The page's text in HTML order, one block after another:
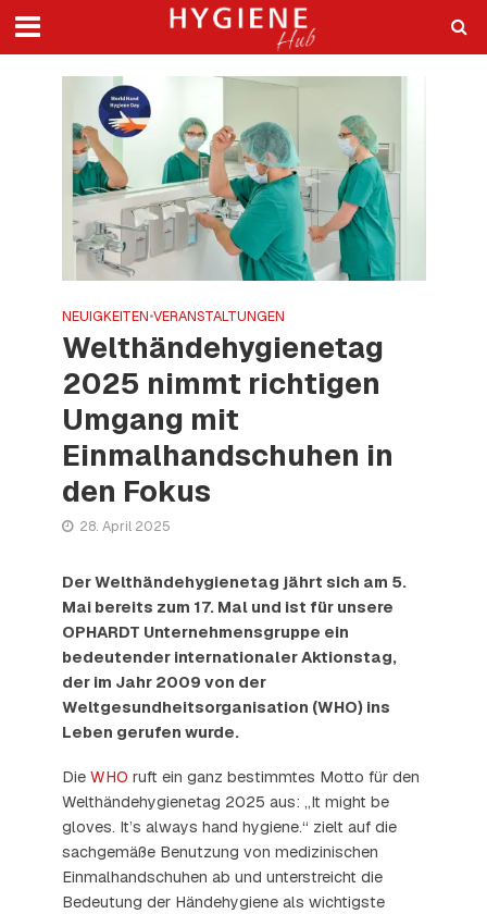
NEUIGKEITEN•VERANSTALTUNGEN
Welthändehygienetag
2025 nimmt richtigen
Umgang mit
Einmalhandschuhen in
den Fokus
28. April 2025
Der Welthändehygienetag jährt sich am 5.
Mai bereits zum 17. Mal und ist für unsere
OPHARDT Unternehmensgruppe ein
bedeutender internationaler Aktionstag,
der im Jahr 2009 von der
Weltgesundheitsorganisation (WHO) ins
Leben gerufen wurde.
Die WHO ruft ein ganz bestimmtes Motto für den
Welthändehygienetag 2025 aus: „It might be
gloves. It’s always hand hygiene.“ zielt auf die
sachgemäße Benutzung von medizinischen
Einmalhandschuhen ab und unterstreicht die
Bedeutung der Händehygiene als wichtigste